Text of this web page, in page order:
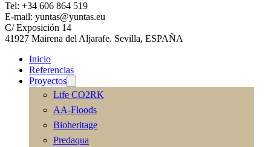
Tel: +34 606 864 519
E-mail: yuntas@yuntas.eu
C/ Exposición 14
41927 Mairena del Aljarafe. Sevilla, ESPAÑA
Inicio
Referencias
Proyectos
Life CO2RK
AA-Floods
Bioheritage
Predaqua